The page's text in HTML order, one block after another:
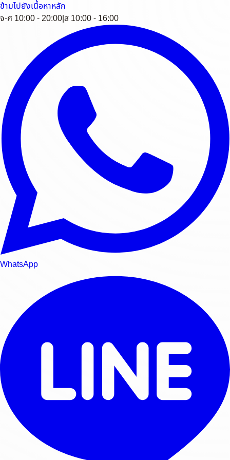
ข้ามไปยังเนื้อหาหลัก
จ-ศ 10:00 - 20:00|ส 10:00 - 16:00
WhatsApp